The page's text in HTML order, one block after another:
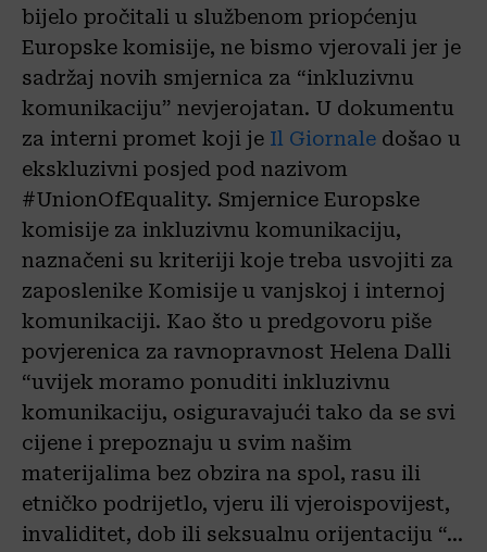
bijelo pročitali u službenom priopćenju
Europske komisije, ne bismo vjerovali jer je
sadržaj novih smjernica za “inkluzivnu
komunikaciju” nevjerojatan. U dokumentu
za interni promet koji je Il Giornale došao u
ekskluzivni posjed pod nazivom
#UnionOfEquality. Smjernice Europske
komisije za inkluzivnu komunikaciju,
naznačeni su kriteriji koje treba usvojiti za
zaposlenike Komisije u vanjskoj i internoj
komunikaciji. Kao što u predgovoru piše
povjerenica za ravnopravnost Helena Dalli
“uvijek moramo ponuditi inkluzivnu
komunikaciju, osiguravajući tako da se svi
cijene i prepoznaju u svim našim
materijalima bez obzira na spol, rasu ili
etničko podrijetlo, vjeru ili vjeroispovijest,
invaliditet, dob ili seksualnu orijentaciju “…